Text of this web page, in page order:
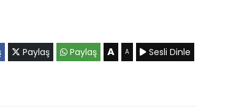
Paylaş Paylaş A A Sesli Dinle